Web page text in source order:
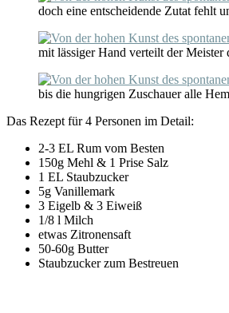
doch eine entscheidende Zutat fehlt
mit lässiger Hand verteilt der Meister
bis die hungrigen Zuschauer alle
Das Rezept für 4 Personen im Detail:
2-3 EL Rum vom Besten
150g Mehl & 1 Prise Salz
1 EL Staubzucker
5g Vanillemark
3 Eigelb & 3 Eiweiß
1/8 l Milch
etwas Zitronensaft
50-60g Butter
Staubzucker zum Bestreuen